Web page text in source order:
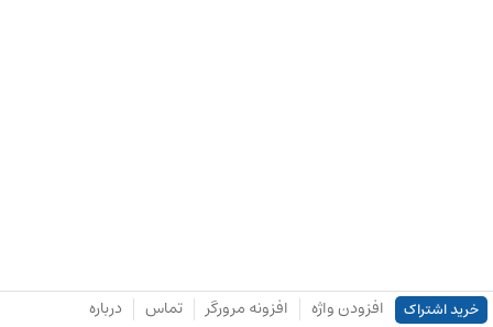
خرید اشتراک افزودن واژه افزونه مرورگر تماس درباره